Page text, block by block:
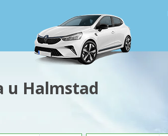
u Halmstad